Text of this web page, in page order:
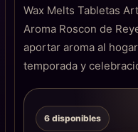
Wax Melts Tabletas
Aroma Roscon de
aportar aroma al
temporada y
6 disponibles